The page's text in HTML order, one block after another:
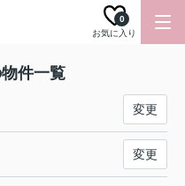
お気に入り
0
件一覧
変更
変更